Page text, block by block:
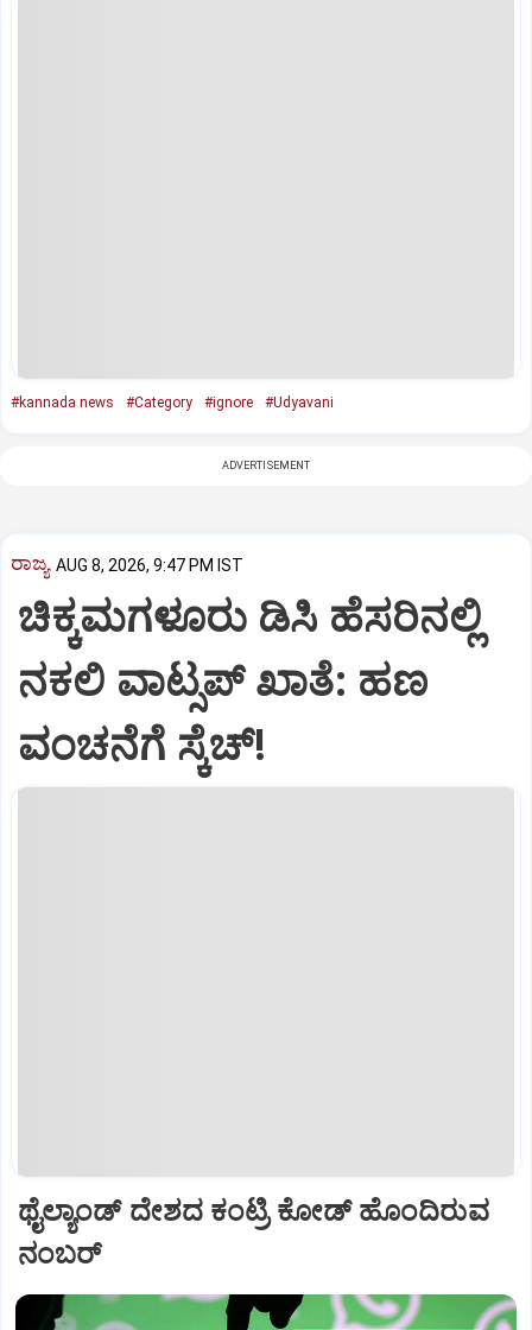
#kannada news #Category #ignore #Udyavani
ADVERTISEMENT
ರಾಜ್ಯ AUG 8, 2026, 9:47 PM IST
ಚಿಕ್ಕಮಗಳೂರು ಡಿಸಿ ಹೆಸರಿನಲ್ಲಿ
ನಕಲಿ ವಾಟ್ಸಪ್ ಖಾತೆ: ಹಣ
ವಂಚನೆಗೆ ಸ್ಕೆಚ್!
ಥೈಲ್ಯಾಂಡ್ ದೇಶದ ಕಂಟ್ರಿ ಕೋಡ್ ಹೊಂದಿರುವ
ನಂಬರ್‌